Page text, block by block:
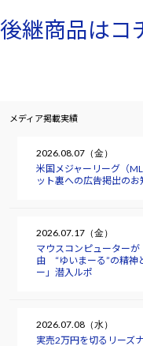
後継商品はコ
メディア掲載実績
2026.08.07（金）
米国メジャーリーグ（
ット裏への広告掲出のお
2026.07.17（金）
マウスコンピューター
由 “ゆいまーる”の精神
ー」潜入ルポ
2026.07.08（水）
実売2万円を切るリーズ